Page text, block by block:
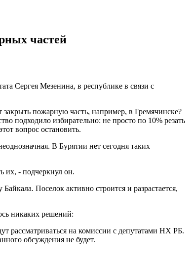
частей
Сергея Мезенина, в республике в связи с
пожарную часть, например, в Гремячинске?
подходило избирательно: не просто по 10% резать
вопрос остановить.
В Бурятии нет сегодня таких
их, - подчеркнул он.
Поселок активно строится и разрастается,
никаких решений:
рассматриваться на комиссии с депутатами НХ РБ.
обсуждения не будет.